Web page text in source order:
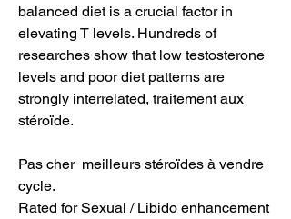
balanced diet is a crucial factor in
elevating T levels. Hundreds of
researches show that low testosterone
levels and poor diet patterns are
strongly interrelated, traitement aux
stéroïde.
Pas cher  meilleurs stéroïdes à vendre
cycle.
Rated for Sexual / Libido enhancement